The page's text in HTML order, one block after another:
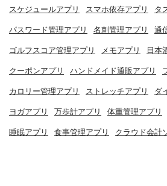
スケジュールアプリ スマホ依存アプリ タ
パスワード管理アプリ 名刺管理アプリ 通
ゴルフスコア管理アプリ メモアプリ 日本
クーポンアプリ ハンドメイド通販アプリ
カロリー管理アプリ ストレッチアプリ ダ
ヨガアプリ 万歩計アプリ 体重管理アプリ
睡眠アプリ 食事管理アプリ クラウド会計